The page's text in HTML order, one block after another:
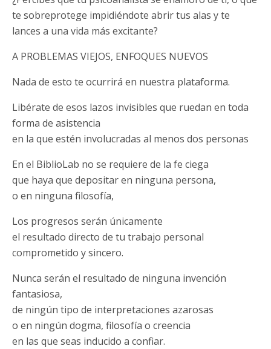
te sobreprotege impidiéndote abrir tus alas y te
lances a una vida más excitante?
A PROBLEMAS VIEJOS, ENFOQUES NUEVOS
Nada de esto te ocurrirá en nuestra plataforma.
Libérate de esos lazos invisibles que ruedan en toda
forma de asistencia
en la que estén involucradas al menos dos personas
En el BiblioLab no se requiere de la fe ciega
que haya que depositar en ninguna persona,
o en ninguna filosofía,
Los progresos serán únicamente
el resultado directo de tu trabajo personal
comprometido y sincero.
Nunca serán el resultado de ninguna invención
fantasiosa,
de ningún tipo de interpretaciones azarosas
o en ningún dogma, filosofía o creencia
en las que seas inducido a confiar.